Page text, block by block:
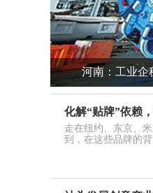
河南：工业企
化解“贴牌”依赖
走在纽约、东京、
到，在这些品牌的